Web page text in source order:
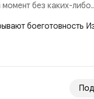
момент без каких-либо
армии
МИД Ира...